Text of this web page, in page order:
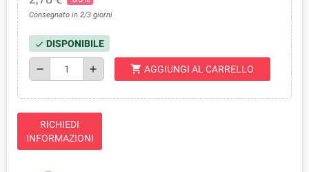
Consegnato in 2/3 giorni
check DISPONIBILE
remove add shopping_cart AGGIUNGI AL CARRELLO
RICHIEDI
INFORMAZIONI